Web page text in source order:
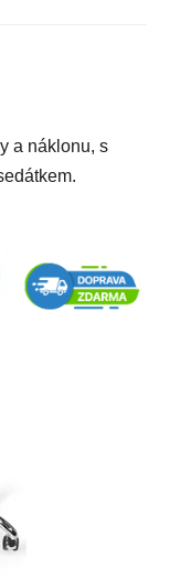
a náklonu, s